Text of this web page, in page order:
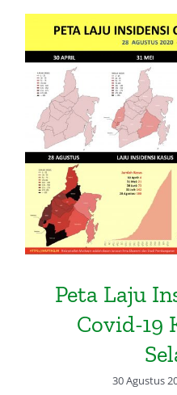
Peta Laju
19
Peta Laju
Covid-19
30 Agustus